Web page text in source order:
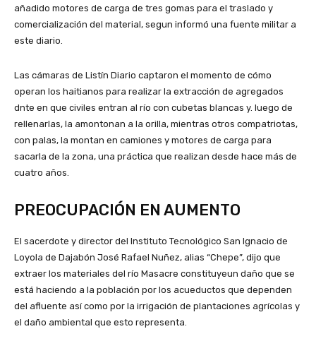
añadido motores de carga de tres gomas para el traslado y
comercialización del material, segun informó una fuente militar a
este diario.
Las cámaras de Listín Diario captaron el momento de cómo
operan los haitianos para realizar la extracción de agregados
dnte en que civiles entran al río con cubetas blancas y. luego de
rellenarlas, la amontonan a la orilla, mientras otros compatriotas,
con palas, la montan en camiones y motores de carga para
sacarla de la zona, una práctica que realizan desde hace más de
cuatro años.
PREOCUPACIÓN EN AUMENTO
El sacerdote y director del Instituto Tecnológico San Ignacio de
Loyola de Dajabón José Rafael Nuñez, alias “Chepe”, dijo que
extraer los materiales del río Masacre constituyeun daño que se
está haciendo a la población por los acueductos que dependen
del afluente así como por la irrigación de plantaciones agrícolas y
el daño ambiental que esto representa.